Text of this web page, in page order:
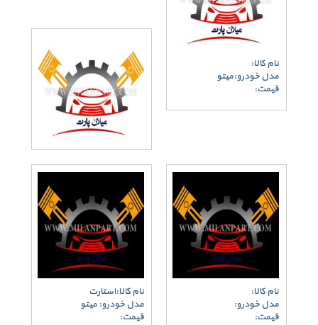
نام کالا:
مدل خودرو:میتو
قیمت:
نام کالا:
مدل خودرو:
قیمت:
نام کالا:استارت
مدل خودرو: میتو
قیمت: